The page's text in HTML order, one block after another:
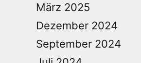
März 2025
Dezember 2024
September 2024